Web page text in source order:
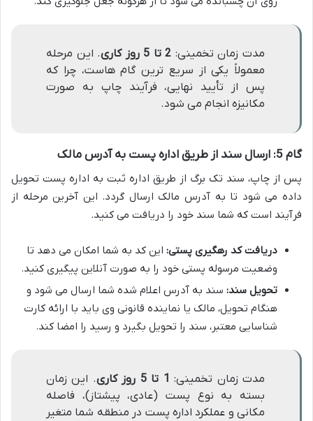
مدت زمان تخمینی: 2 تا 5 روز کاری
. این مرحله
معمولاً یکی از سریع ترین گام هاست، چرا که
پس از تأیید نهایی، فرآیند چاپ به صورت
مکانیزه انجام می شود.
گام 5: ارسال سند از طریق اداره پست به آدرس مالک
پس از چاپ، سند تک برگ از طریق اداره ثبت به اداره پست تحویل
داده می شود تا به آدرس مالک ارسال گردد. این آخرین مرحله از
فرآیند است که شما سند خود را دریافت می کنید.
دریافت کد رهگیری پستی: این کد به شما امکان می دهد تا
وضعیت مرسوله پستی خود را به صورت آنلاین پیگیری کنید.
تحویل سند: سند به آدرس اعلام شده شما ارسال می شود و
هنگام تحویل، مالک یا نماینده قانونی وی باید با ارائه کارت
شناسایی معتبر، سند را تحویل بگیرد و رسید را امضا کند.
مدت زمان تخمینی: 1 تا 5 روز کاری
. این زمان
بسته به نوع پست (عادی، پیشتاز)، فاصله
مکانی و عملکرد اداره پست در منطقه شما متغیر